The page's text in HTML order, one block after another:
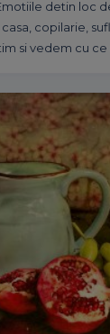
detin loc
copilarie,
si vedem cu